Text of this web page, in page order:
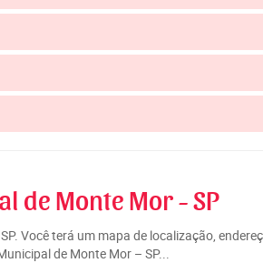
de Monte Mor - SP
Você terá um mapa de localização,
de Monte Mor – SP...